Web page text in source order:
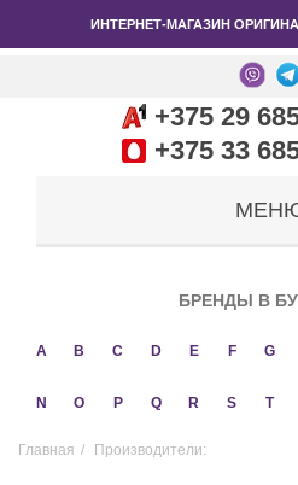
ИНТЕРНЕТ-МАГАЗИН
+375 29
+375 33
БРЕНДЫ В
A B C D E F G
N O P Q R S T
Главная / Производители: